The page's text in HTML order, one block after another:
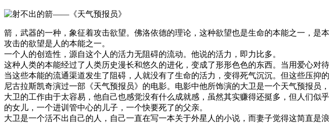
箭，武器的一种，象征着攻击欲望。佛洛依德的理论，这种欲望也是生命的本能之一，是
攻击的欲望是人的本能之一。
一个人的创造性，源自这个人的活力无阻碍的流动。他说的活力，即力比多。
这种人类的本能经过了人类历史漫长和悠久的进化，变成了形形色色的东西。当用爱心对
当这些本能的流通渠道发生了阻碍，人就没有了生命的活力，变得死气沉沉。但这些压抑
尼古拉斯凯奇演过一部《天气预报员》的电影。电影中他所饰演的大卫是一个天气预报员
大卫的工作由于太容易，他自己也感觉没有什么成就感，虽然其实赚得还挺多，但人们
的女儿，一个进训管中心的儿子，一个快要死了的父亲。
大卫是一个活不出自己的人，自己一直在写一本关于外星人的小说，而妻子觉得这简直是